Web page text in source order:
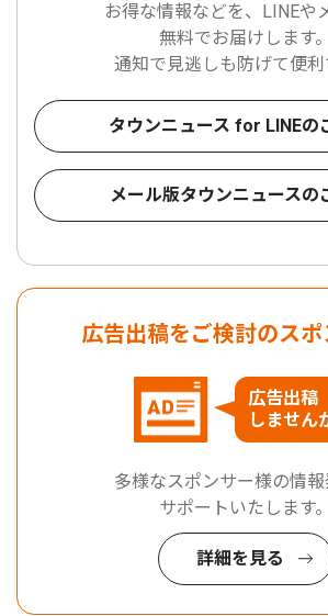
お得な情報などを、LINEや
無料でお届けします。
通知で見逃しも防げて便利
タウンニュース for LINEの
メール版タウンニュースの
広告出稿をご検討のス
広告出稿
しません
多様なスポンサー様の情報
サポートいたします。
詳細を見る